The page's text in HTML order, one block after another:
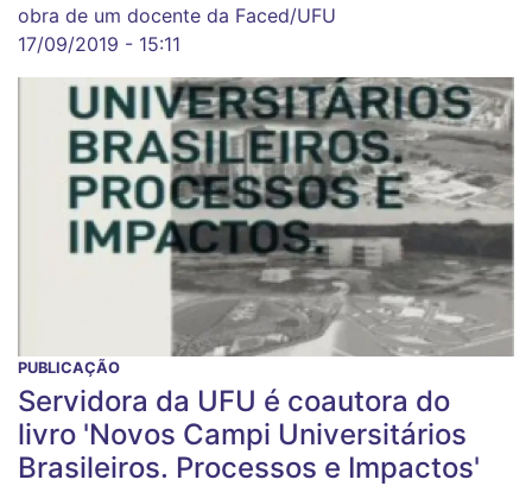
obra de um docente da Faced/UFU
17/09/2019 - 15:11
PUBLICAÇÃO
Servidora da UFU é coautora do
livro 'Novos Campi Universitários
Brasileiros. Processos e Impactos'